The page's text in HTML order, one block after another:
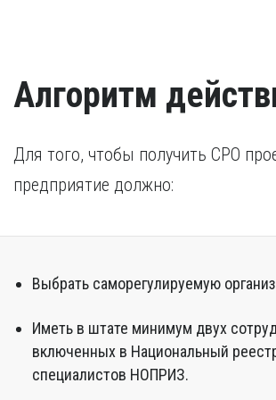
квалификации в течение последних пяти
если повышение квалификации
России, требуется копия свидетельства
Алгоритм
Для того, чтобы получить СРО
предприятие должно:
Выбрать саморегулируемую
Иметь в штате минимум двух
включенных в Национальный
специалистов НОПРИЗ.